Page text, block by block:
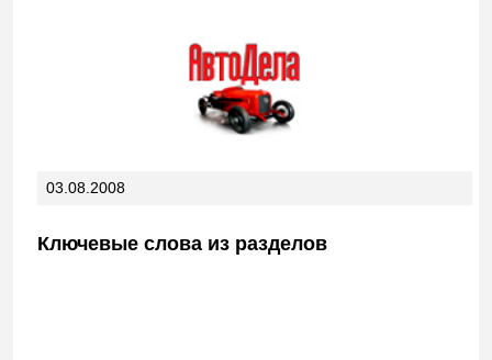
03.08.2008
Ключевые слова из разделов